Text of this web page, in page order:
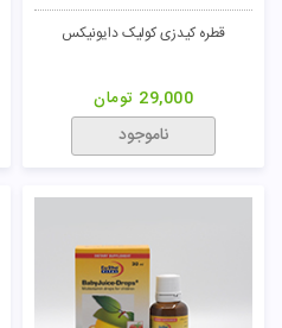
قطره کیدزی کولیک دایونیکس
29,000 تومان
ناموجود